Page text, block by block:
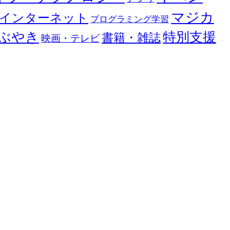
ンターネット プログラミング学習 マジカ
やき 映画・テレビ書籍・雑誌特別支援